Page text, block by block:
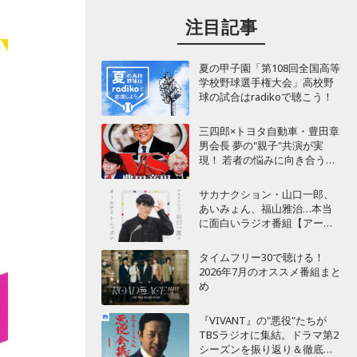
注目記事
夏の甲子園「第108回全国高等
学校野球選手権大会」高校野
球の試合はradikoで聴こう！
三四郎×トヨタ自動車・豊田章
男会長 夢の"親子"共演が実
現！ 若者の悩みに向き合うポ
サカナクション・山口一郎、
あいみょん、福山雅治…本当
に面白いラジオ番組【アーテ
タイムフリー30で聴ける！
2026年7月のオススメ番組まと
め
『VIVANT』の"悪役"たちが
TBSラジオに集結。ドラマ第2
シーズンを振り返り＆徹底考